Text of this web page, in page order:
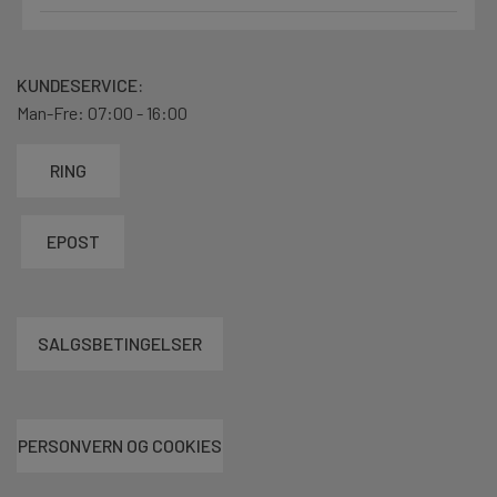
KUNDESERVICE:
Man-Fre: 07:00 - 16:00
RING
EPOST
SALGSBETINGELSER
PERSONVERN OG COOKIES